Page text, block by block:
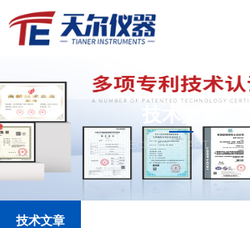
技术文章
TECHNICAL ARTICLES
技术文章